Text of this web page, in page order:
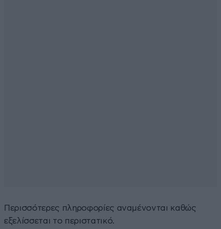
Περισσότερες πληροφορίες αναμένονται καθώς
εξελίσσεται το περιστατικό.